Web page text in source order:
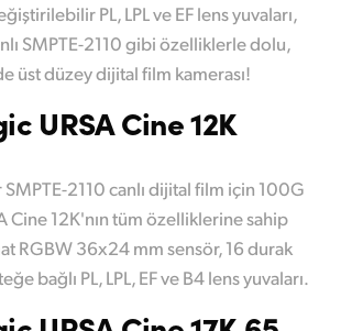
PL, LPL ve EF lens yuvaları,
SMPTE-2110 gibi özelliklerle dolu,
üst düzey dijital film kamerası!
URSACine 12K
2110 canlı dijital film için 100G
Cine 12K'nın tüm özelliklerine sahip
RGBW 36x24 mm sensör, 16 durak
bağlı PL, LPL, EF ve B4 lens yuvaları.